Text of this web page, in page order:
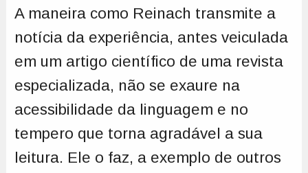
A maneira como Reinach transmite a
notícia da experiência, antes veiculada
em um artigo científico de uma revista
especializada, não se exaure na
acessibilidade da linguagem e no
tempero que torna agradável a sua
leitura. Ele o faz, a exemplo de outros